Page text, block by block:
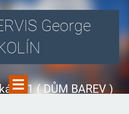
George
831 ( DŮM BAREV )